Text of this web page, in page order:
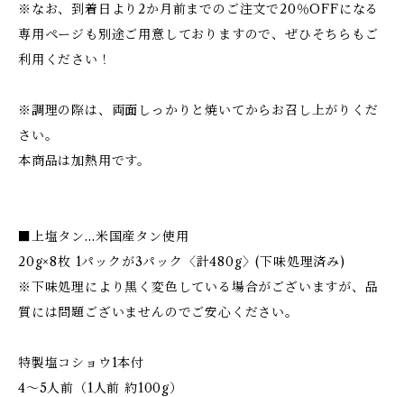
※なお、到着日より2か月前までのご注文で20％OFFになる
専用ページも別途ご用意しておりますので、ぜひそちらもご
利用ください！
※調理の際は、両面しっかりと焼いてからお召し上がりくだ
さい。
本商品は加熱用です。
■上塩タン…米国産タン使用
20g×8枚 1パックが3パック〈計480g〉(下味処理済み)
※下味処理により黒く変色している場合がございますが、品
質には問題ございませんのでご安心ください。
特製塩コショウ1本付
4～5人前（1人前 約100g）